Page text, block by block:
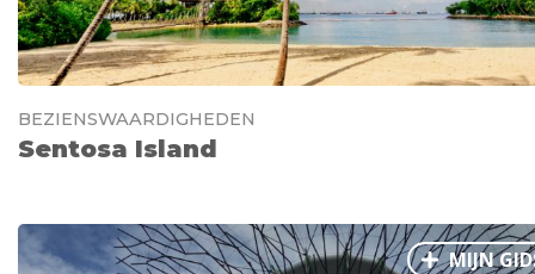
BEZIENSWAARDIGHEDEN
Sentosa Island
MIJN